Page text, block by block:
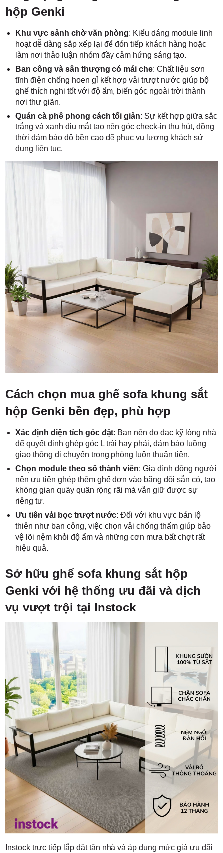
hộp Genki
Khu vực sảnh chờ văn phòng: Kiểu dáng module linh
hoạt dễ dàng sắp xếp lại để đón tiếp khách hàng hoặc
làm nơi thảo luận nhóm đầy cảm hứng sáng tạo.
Ban công và sân thượng có mái che: Chất liệu sơn
tĩnh điện chống hoen gỉ kết hợp vải trượt nước giúp bộ
ghế thích nghi tốt với độ ẩm, biến góc ngoài trời thành
nơi thư giãn.
Quán cà phê phong cách tối giản: Sự kết hợp giữa sắc
trắng và xanh dịu mắt tạo nên góc check-in thu hút, đồng
thời đảm bảo độ bền cao để phục vụ lượng khách sử
dụng liên tục.
Cách chọn mua ghế sofa khung sắt
hộp Genki bền đẹp, phù hợp
Xác định diện tích góc đặt: Bạn nên đo đạc kỹ lòng nhà
để quyết định ghép góc L trái hay phải, đảm bảo luồng
giao thông di chuyển trong phòng luôn thuận tiện.
Chọn module theo số thành viên: Gia đình đông người
nên ưu tiên ghép thêm ghế đơn vào băng đôi sẵn có, tạo
không gian quây quần rộng rãi mà vẫn giữ được sự
riêng tư.
Ưu tiên vải bọc trượt nước: Đối với khu vực bán lộ
thiên như ban công, việc chọn vải chống thấm giúp bảo
vệ lõi nệm khỏi độ ẩm và những cơn mưa bất chợt rất
hiệu quả.
Sở hữu ghế sofa khung sắt hộp
Genki với hệ thống ưu đãi và dịch
vụ vượt trội tại Instock
Instock trực tiếp lắp đặt tận nhà và áp dụng mức giá ưu đãi